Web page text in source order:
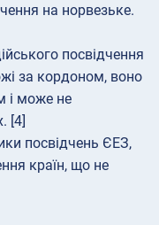
на норвезьке.
посвідчення
за кордоном, воно
і може не
[4]
посвідчень ЄЕЗ,
країн, що не